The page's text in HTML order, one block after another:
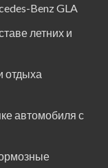
Benz GLA
летних и
отдыха
автомобиля с